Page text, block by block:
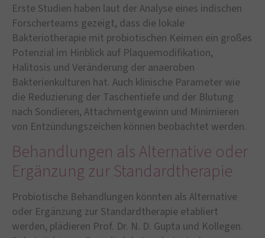
Erste Studien haben laut der Analyse eines indischen
Forscherteams gezeigt, dass die lokale
Bakteriotherapie mit probiotischen Keimen ein großes
Potenzial im Hinblick auf Plaquemodifikation,
Halitosis und Veränderung der anaeroben
Bakterienkulturen hat. Auch klinische Parameter wie
die Reduzierung der Taschentiefe und der Blutung
nach Sondieren, Attachmentgewinn und Minimieren
von Entzündungszeichen können beobachtet werden.
Behandlungen als Alternative oder
Ergänzung zur Standardtherapie
Probiotische Behandlungen könnten als Alternative
oder Ergänzung zur Standardtherapie etabliert
werden, plädieren Prof. Dr. N. D. Gupta und Kollegen.